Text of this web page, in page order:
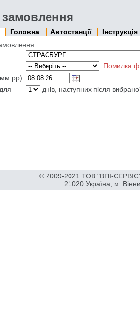
Головна Автостанції
Інструкція
Помилка
днів, наступних після
© 2009-2021 ТОВ "ВПІ-
21020 Україна, м.